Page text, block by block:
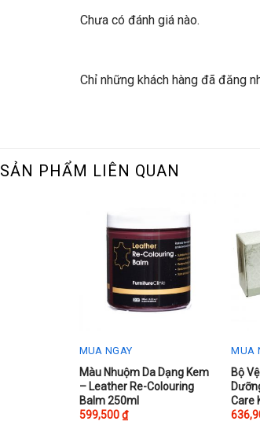
Chưa có đánh giá nào.
Chỉ những khách hàng đã đăng
SẢN PHẨM LIÊN QUAN
MUA NGAY
This
product
has
Màu Nhuộm Da Dạng Kem
– Leather Re-Colouring
Balm 250ml
599,500₫
MUA
Bộ
Care